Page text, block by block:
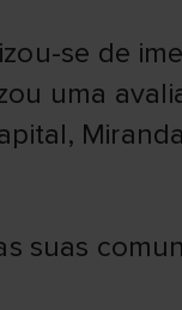
se de
uma
suas